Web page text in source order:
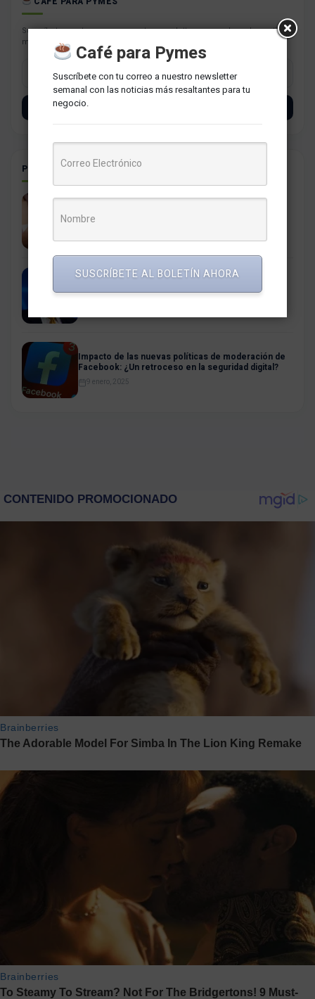
Suscríbete con tu correo a nuestro newsletter semanal con las noticias
más resaltantes para tu negocio.
POSTS RELACIONADOS
opción para editarlos
seguir a Donald Trump en Instagram?
Impacto de las nuevas políticas de moderación de
Facebook: ¿Un retroceso en la seguridad digital?
9 enero, 2025
Café para Pymes
Suscríbete con tu correo a nuestro newsletter
semanal con las noticias más resaltantes para tu
negocio.
SUSCRÍBETE AL BOLETÍN AHORA